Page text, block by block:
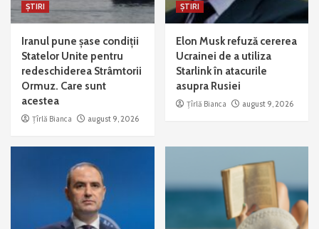
ȘTIRI
Iranul pune șase condiții
Statelor Unite pentru
redeschiderea Strâmtorii
Ormuz. Care sunt
acestea
Țîrlă Bianca august 9, 2026
ȘTIRI
Elon Musk refuză cererea
Ucrainei de a utiliza
Starlink în atacurile
asupra Rusiei
Țîrlă Bianca august 9, 2026